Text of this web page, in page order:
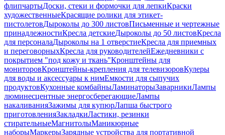
флипчартыДоски, стеки и формочки для лепкиКраски
художественныеКрасящие ролики для этикет-
пистолетовДыроколы до 300 листовПисьменные и чертежные
принадлежностиКресла детскиеДыроколы до 50 листовКресла
для персоналаДыроколы на 1 отверстиеКресла для приемных
и переговорныхКресла для руководителейЕжедневники с
покрытием "под кожу и ткань"Кронштейны для
мониторовКронштейны-крепления для телевизоровКулеры
для воды и аксессуары к нимЕмкости для сыпучих
продуктовКухонные комбайныЛаминаторыЗаварникиЛампы
люминесцентные энергосберегающиеЛампы
накаливанияЗажимы для купюрЛапша быстрого
приготовленияЗакладкиЛастики, резинки
стирательныеМагнитолыМаникюрные
наборыМаркерыЗарядные устройства для портативной